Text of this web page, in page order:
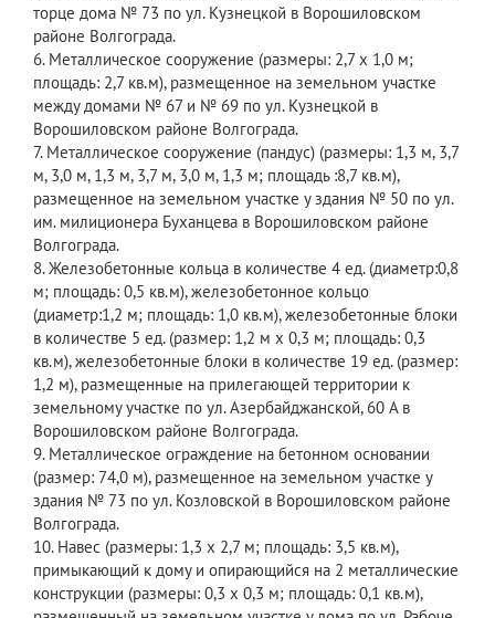
торце дома № 73 по ул. Кузнецкой в Ворошиловском
районе Волгограда.
6. Металлическое сооружение (размеры: 2,7 х 1,0 м;
площадь: 2,7 кв.м), размещенное на земельном участке
между домами № 67 и № 69 по ул. Кузнецкой в
Ворошиловском районе Волгограда.
7. Металлическое сооружение (пандус) (размеры: 1,3 м, 3,7
м, 3,0 м, 1,3 м, 3,7 м, 3,0 м, 1,3 м; площадь :8,7 кв.м),
размещенное на земельном участке у здания № 50 по ул.
им. милиционера Буханцева в Ворошиловском районе
Волгограда.
8. Железобетонные кольца в количестве 4 ед. (диаметр:0,8
м; площадь: 0,5 кв.м), железобетонное кольцо
(диаметр:1,2 м; площадь: 1,0 кв.м), железобетонные блоки
в количестве 5 ед. (размер: 1,2 м х 0,3 м; площадь: 0,3
кв.м), железобетонные блоки в количестве 19 ед. (размер:
1,2 м), размещенные на прилегающей территории к
земельному участке по ул. Азербайджанской, 60 А в
Ворошиловском районе Волгограда.
9. Металлическое ограждение на бетонном основании
(размер: 74,0 м), размещенное на земельном участке у
здания № 73 по ул. Козловской в Ворошиловском районе
Волгограда.
10. Навес (размеры: 1,3 х 2,7 м; площадь: 3,5 кв.м),
примыкающий к дому и опирающийся на 2 металлические
конструкции (размеры: 0,3 х 0,3 м; площадь: 0,1 кв.м),